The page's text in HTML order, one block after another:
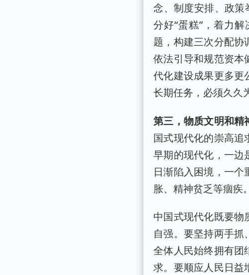
念、制度安排、政策
分好“蛋糕”，着力
题，构建三次分配协
依法引导和规范资本
代化建设成果更多更
长期任务，必须久久
第三，物质文明和精
国式现代化的崇高追
早期的现代化，一边
日渐陷入困境，一
胀、精神贫乏等痼疾。
中国式现代化既要物
自强。要坚持两手
全体人民始终拥有团
求。要顺应人民日益